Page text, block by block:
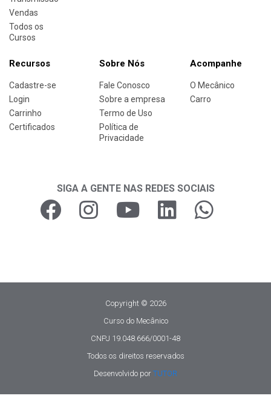
Vendas
Todos os
Cursos
Recursos
Cadastre-se
Login
Carrinho
Certificados
Sobre Nós
Fale Conosco
Sobre a empresa
Termo de Uso
Política de
Privacidade
Acompanhe
O Mecânico
Carro
SIGA A GENTE NAS REDES SOCIAIS
Copyright © 2026
Curso do Mecânico
CNPJ 19.048.666/0001-48
Todos os direitos reservados
Desenvolvido por TUTOR